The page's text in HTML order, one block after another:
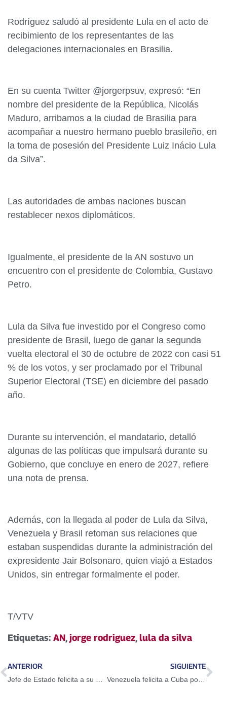
Rodríguez saludó al presidente Lula en el acto de
recibimiento de los representantes de las
delegaciones internacionales en Brasilia.
En su cuenta Twitter @jorgerpsuv, expresó: “En
nombre del presidente de la República, Nicolás
Maduro, arribamos a la ciudad de Brasilia para
acompañar a nuestro hermano pueblo brasileño, en
la toma de posesión del Presidente Luiz Inácio Lula
da Silva”.
Las autoridades de ambas naciones buscan
restablecer nexos diplomáticos.
Igualmente, el presidente de la AN sostuvo un
encuentro con el presidente de Colombia, Gustavo
Petro.
Lula da Silva fue investido por el Congreso como
presidente de Brasil, luego de ganar la segunda
vuelta electoral el 30 de octubre de 2022 con casi 51
% de los votos, y ser proclamado por el Tribunal
Superior Electoral (TSE) en diciembre del pasado
año.
Durante su intervención, el mandatario, detalló
algunas de las políticas que impulsará durante su
Gobierno, que concluye en enero de 2027, refiere
una nota de prensa.
Además, con la llegada al poder de Lula da Silva,
Venezuela y Brasil retoman sus relaciones que
estaban suspendidas durante la administración del
expresidente Jair Bolsonaro, quien viajó a Estados
Unidos, sin entregar formalmente el poder.
T/VTV
Etiquetas: AN,jorge rodriguez,lula da silva
ANTERIOR SIGUIENTE
Venezuela felicita a Cuba por el 64º aniversario del Triunfo de la Revolución (+Comunicado)